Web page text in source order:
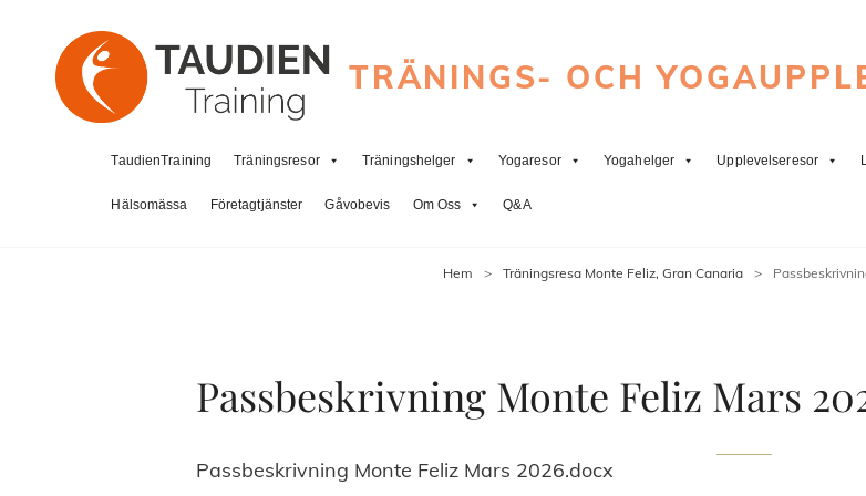
TRÄNINGS- OCH
TaudienTraining Träningsresor Träningshelger Yogaresor Yogahelger Upplevelseresor
Hälsomässa Företagtjänster Gåvobevis Om Oss Q&A
Hem > Träningsresa Monte Feliz, Gran Canaria >
Passbeskrivning Monte Feliz Mars
Passbeskrivning Monte Feliz Mars 2026.docx